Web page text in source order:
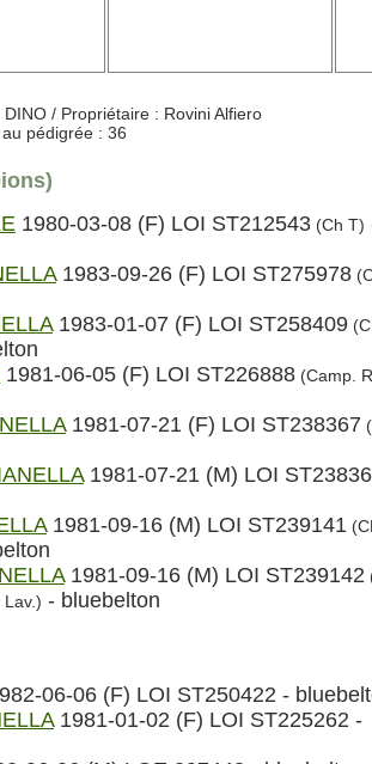
DINO / Propriétaire : Rovini Alfiero
pédigrée : 36
1980-03-08 (F) LOI ST212543 (Ch T)
1983-09-26 (F) LOI ST275978
1983-01-07 (F) LOI ST258409
1981-06-05 (F) LOI ST226888 (Camp.
1981-07-21 (F) LOI ST238367
1981-07-21 (M) LOI
1981-09-16 (M) LOI ST239141
1981-09-16 (M) LOI ST239142
Lav.) - bluebelton
06-06 (F) LOI ST250422 -
1981-01-02 (F) LOI ST225262 -